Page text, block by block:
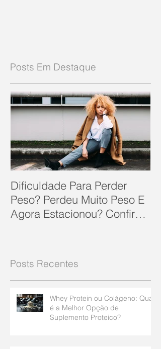
Posts Em Destaque
Dificuldade Para Perder
Peso? Perdeu Muito Peso E
Agora Estacionou? Confira
Posts Recentes
Whey Protein ou Colágeno: Qual
é a Melhor Opção de
Suplemento Proteico?